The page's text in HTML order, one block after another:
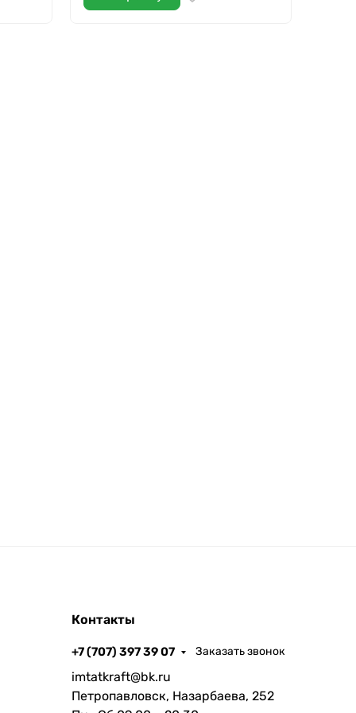
Контакты
+7 (707) 397 39 07 Заказать звонок
imtatkraft@bk.ru
Петропавловск, Назарбаева, 252